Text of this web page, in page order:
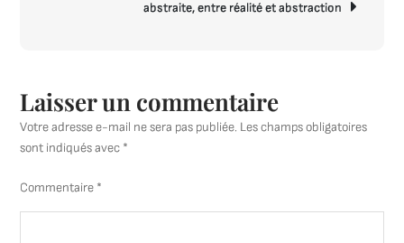
abstraite, entre réalité et abstraction
Laisser un commentaire
Votre adresse e-mail ne sera pas publiée. Les champs obligatoires
sont indiqués avec *
Commentaire *